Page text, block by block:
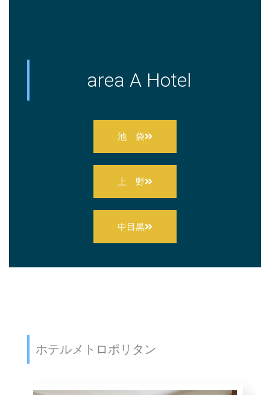
area A Hotel
池 袋
上 野
中目黒
ホテルメトロポリタン